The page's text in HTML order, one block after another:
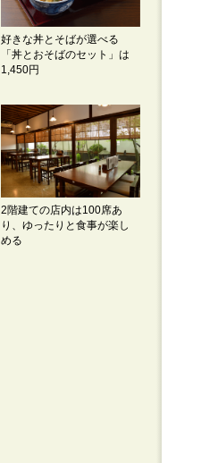
好きな丼とそばが選べる
「丼とおそばのセット」は
1,450円
2階建ての店内は100席あ
り、ゆったりと食事が楽し
める